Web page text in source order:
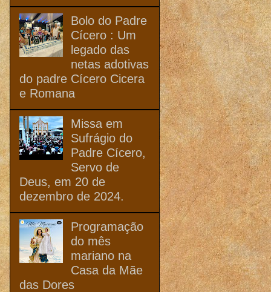
Bolo do Padre
Cícero : Um
legado das
netas adotivas
do padre Cícero Cicera
e Romana
Missa em
Sufrágio do
Padre Cícero,
Servo de
Deus, em 20 de
dezembro de 2024.
Programação
do mês
mariano na
Casa da Mãe
das Dores